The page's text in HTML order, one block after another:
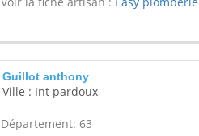
Guillot anthony
Ville : Int pardoux
Département: 63